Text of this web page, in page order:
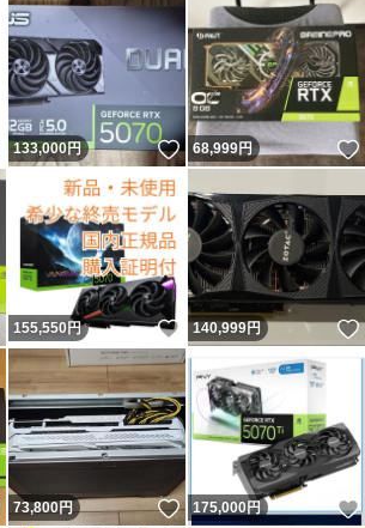
いいね！
133,000円 いいね！
68,999円
いいね！
155,550 円 いいね！
140,999円
いいね！
73,800円 いいね！
175,000円